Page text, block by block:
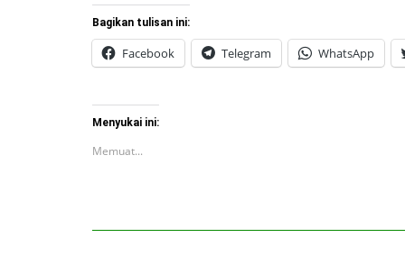
Bagikan tulisan ini:
Facebook Telegram WhatsApp
Menyukai ini:
Memuat...